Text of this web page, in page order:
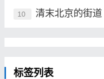
10 清末北京的街道
标签列表